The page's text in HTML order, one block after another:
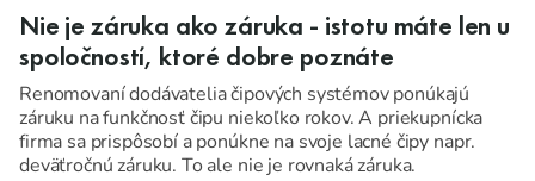
Nie je záruka ako záruka - istotu máte len u
spoločností, ktoré dobre poznáte
Renomovaní dodávatelia čipových systémov ponúkajú
záruku na funkčnosť čipu niekoľko rokov. A priekupnícka
firma sa prispôsobí a ponúkne na svoje lacné čipy napr.
deväťročnú záruku. To ale nie je rovnaká záruka.